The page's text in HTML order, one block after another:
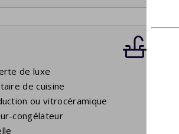
de luxe
de cuisine
ou vitrocéramique
congélateur